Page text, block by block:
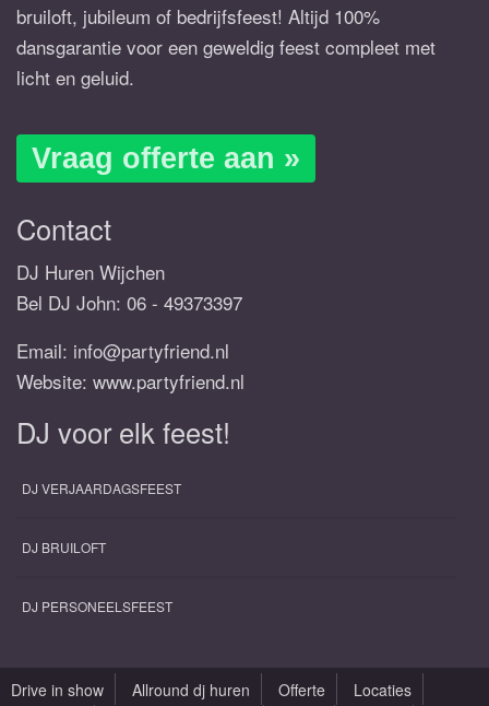
bruiloft, jubileum of bedrijfsfeest! Altijd 100%
dansgarantie voor een geweldig feest compleet met
licht en geluid.
Vraag offerte aan »
Contact
DJ Huren Wijchen
Bel DJ John: 06 - 49373397
Email: info@partyfriend.nl
Website: www.partyfriend.nl
DJ voor elk feest!
DJ VERJAARDAGSFEEST
DJ BRUILOFT
DJ PERSONEELSFEEST
Drive in show Allround dj huren Offerte Locaties